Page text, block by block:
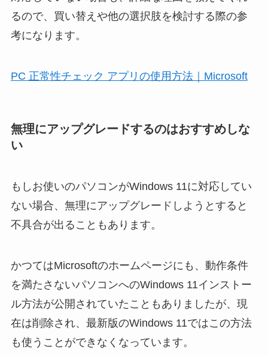
るので、買い替えや他の選択肢を検討する際の参
考になります。
PC 正常性チェック アプリの使用方法｜Microsoft
無理にアップグレードするのはおすすめしな
い
もしお使いのパソコンがWindows 11に対応してい
ない場合、無理にアップグレードしようとすると
不具合が出ることもあります。
かつてはMicrosoftのホームページにも、動作条件
を満たさないパソコンへのWindows 11インストー
ル方法が公開されていたこともありましたが、現
在は削除され、最新版のWindows 11ではこの方法
も使うことができなくなっています。